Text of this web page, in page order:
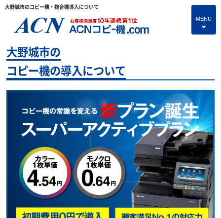
大野城市のコピー機・複合機導入について
MENU
4
プランのご紹介
保守サービス
コピー機あれこれ
コピー機に関すること
よくあるご質問
独立・開業支援プラン
お問い合わせ
大野城市の
コピー機の導入について